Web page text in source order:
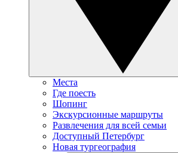
Места
Где поесть
Шопинг
Экскурсионные маршруты
Развлечения для всей семьи
Доступный Петербург
Новая тургеография